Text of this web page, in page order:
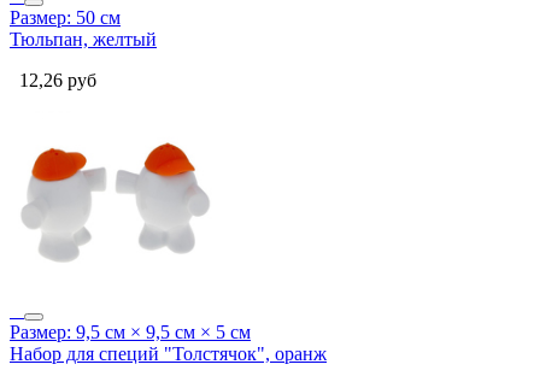
Размер: 50 см
Тюльпан, желтый
12,26 руб
Размер: 9,5 см × 9,5 см × 5 см
Набор для специй "Толстячок", оранж